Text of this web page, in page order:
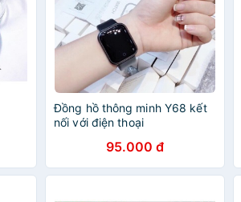
Đồng hồ thông minh Y68 kết
nối với điện thoại
95.000 đ